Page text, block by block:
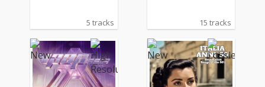
5 tracks 15 tracks